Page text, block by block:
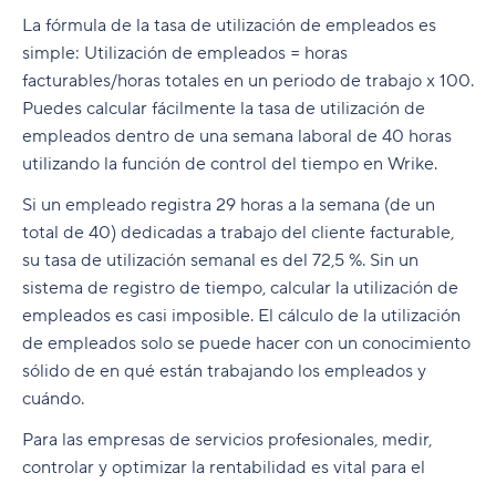
La fórmula de la tasa de utilización de empleados es
simple: Utilización de empleados = horas
facturables/horas totales en un periodo de trabajo x 100.
Puedes calcular fácilmente la tasa de utilización de
empleados dentro de una semana laboral de 40 horas
utilizando la función de control del tiempo en Wrike.
Si un empleado registra 29 horas a la semana (de un
total de 40) dedicadas a trabajo del cliente facturable,
su tasa de utilización semanal es del 72,5 %. Sin un
sistema de registro de tiempo, calcular la utilización de
empleados es casi imposible. El cálculo de la utilización
de empleados solo se puede hacer con un conocimiento
sólido de en qué están trabajando los empleados y
cuándo.
Para las empresas de servicios profesionales, medir,
controlar y optimizar la rentabilidad es vital para el